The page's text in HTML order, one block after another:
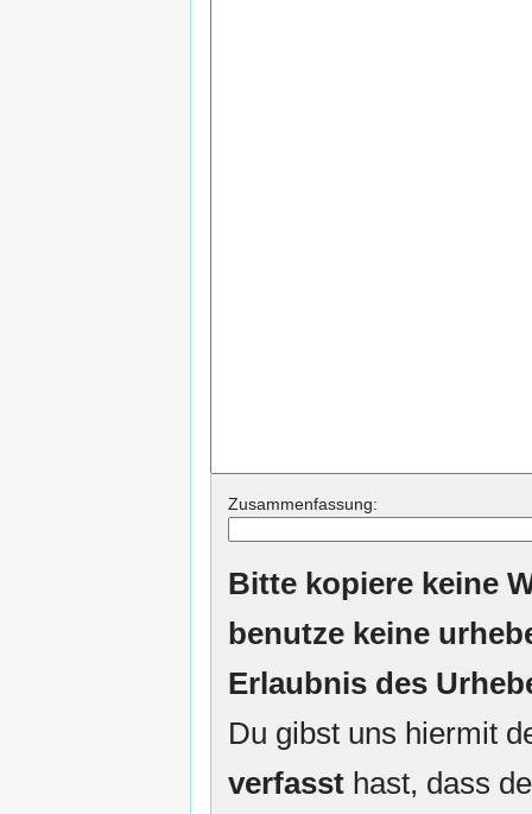
Zusammenfassung:
Bitte kopiere keine
benutze keine
Erlaubnis des
Du gibst uns hiermit
verfasst hast, dass